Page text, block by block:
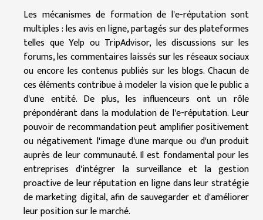
Les mécanismes de formation de l'e-réputation sont
multiples : les avis en ligne, partagés sur des plateformes
telles que Yelp ou TripAdvisor, les discussions sur les
forums, les commentaires laissés sur les réseaux sociaux
ou encore les contenus publiés sur les blogs. Chacun de
ces éléments contribue à modeler la vision que le public a
d'une entité. De plus, les influenceurs ont un rôle
prépondérant dans la modulation de l'e-réputation. Leur
pouvoir de recommandation peut amplifier positivement
ou négativement l'image d'une marque ou d'un produit
auprès de leur communauté. Il est fondamental pour les
entreprises d'intégrer la surveillance et la gestion
proactive de leur réputation en ligne dans leur stratégie
de marketing digital, afin de sauvegarder et d'améliorer
leur position sur le marché.